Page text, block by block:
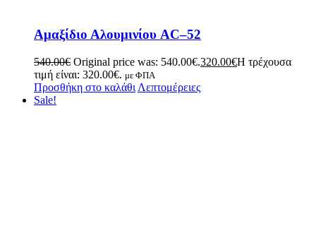
Αμαξίδιο Αλουμινίου AC–52
540.00€ Original price was: 540.00€.320.00€Η τρέχουσα
τιμή είναι: 320.00€. με ΦΠΑ
Προσθήκη στο καλάθι Λεπτομέρειες
Sale!